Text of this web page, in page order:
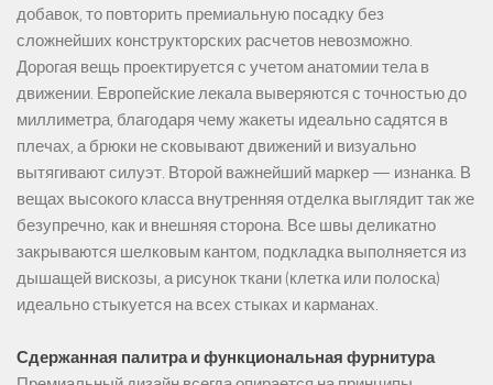
добавок, то повторить премиальную посадку без
сложнейших конструкторских расчетов невозможно.
Дорогая вещь проектируется с учетом анатомии тела в
движении. Европейские лекала выверяются с точностью до
миллиметра, благодаря чему жакеты идеально садятся в
плечах, а брюки не сковывают движений и визуально
вытягивают силуэт. Второй важнейший маркер — изнанка. В
вещах высокого класса внутренняя отделка выглядит так же
безупречно, как и внешняя сторона. Все швы деликатно
закрываются шелковым кантом, подкладка выполняется из
дышащей вискозы, а рисунок ткани (клетка или полоска)
идеально стыкуется на всех стыках и карманах.
Сдержанная палитра и функциональная фурнитура